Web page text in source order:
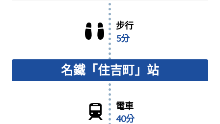
步行
5分
名鐵「住吉町」站
電車
40分